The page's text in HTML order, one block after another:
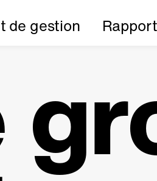
de gestion